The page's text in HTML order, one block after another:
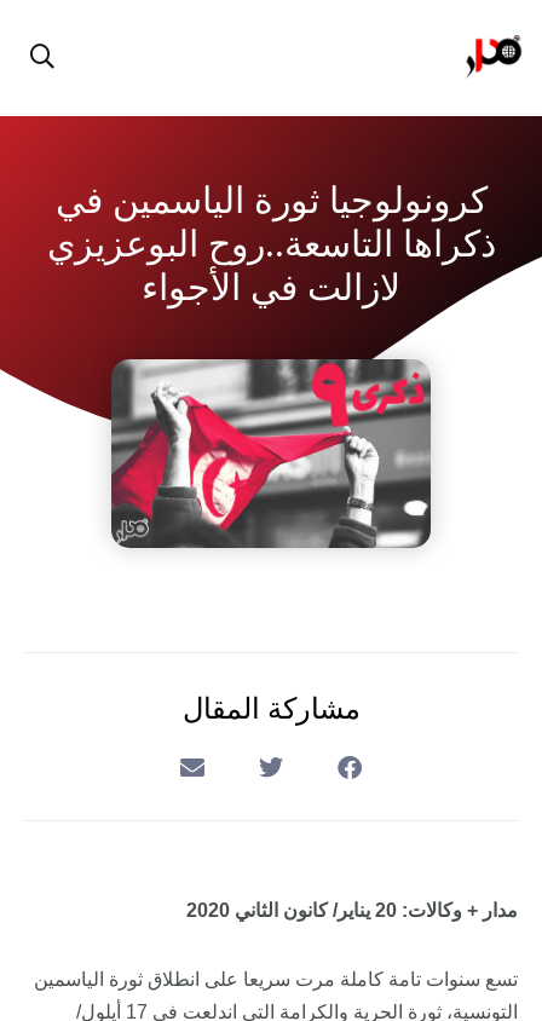
كرونولوجيا ثورة الياسمين في
ذكراها التاسعة..روح البوعزيزي
لازالت في الأجواء
مشاركة المقال
مدار + وكالات: 20 يناير/ كانون الثاني 2020
تسع سنوات تامة كاملة مرت سريعا على انطلاق ثورة الياسمين
التونسية، ثورة الحرية والكرامة التي اندلعت في 17 أيلول/